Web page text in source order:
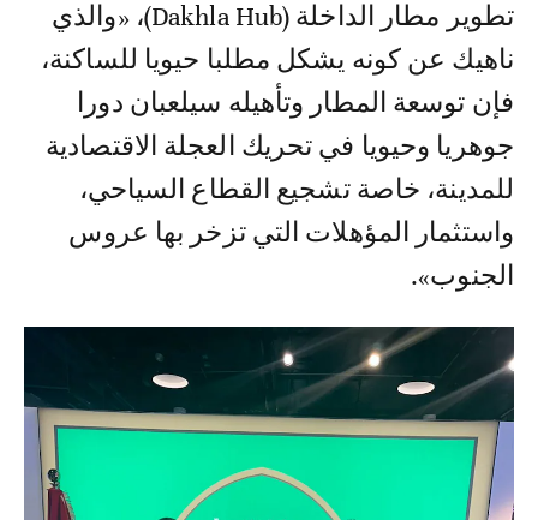
تطوير مطار الداخلة (Dakhla Hub)، «والذي
ناهيك عن كونه يشكل مطلبا حيويا للساكنة،
فإن توسعة المطار وتأهيله سيلعبان دورا
جوهريا وحيويا في تحريك العجلة الاقتصادية
للمدينة، خاصة تشجيع القطاع السياحي،
واستثمار المؤهلات التي تزخر بها عروس
الجنوب».